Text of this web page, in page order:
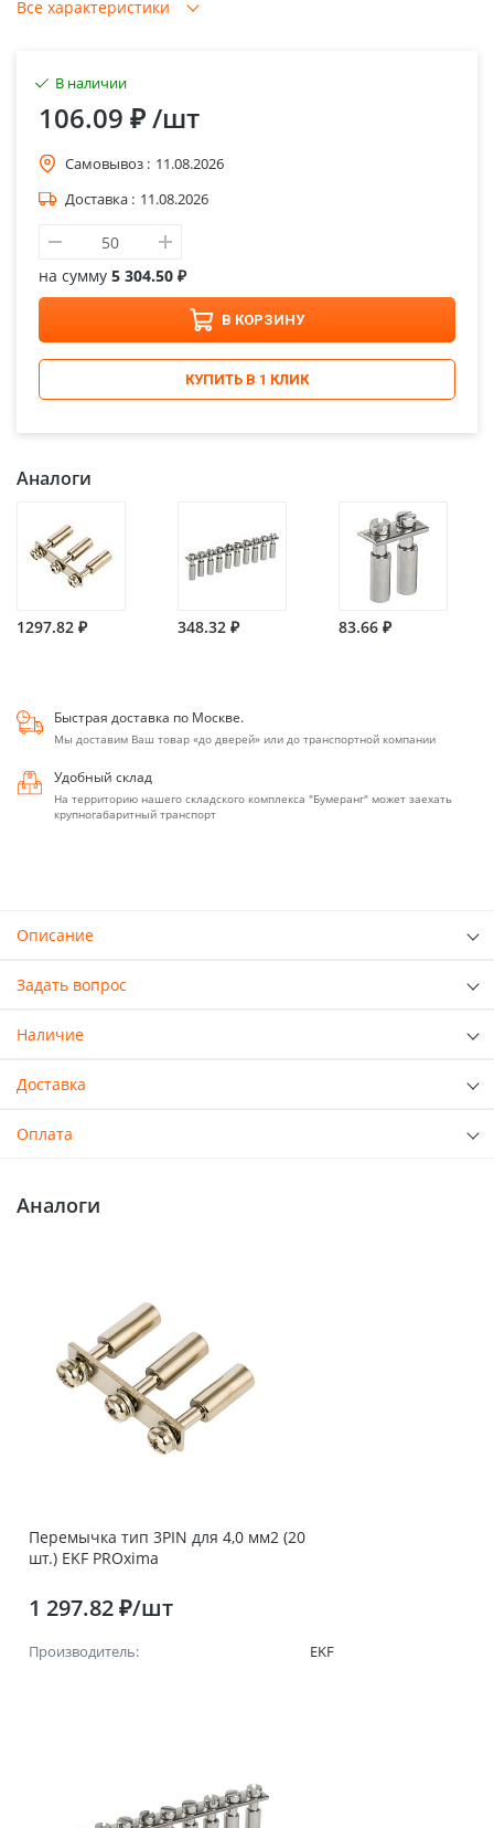
Все характеристики
В наличии
106.09 ₽/шт
Самовывоз : 11.08.2026
Доставка : 11.08.2026
на сумму 5 304.50 ₽
В КОРЗИНУ
КУПИТЬ В 1 КЛИК
Аналоги
1297.82 ₽ 348.32 ₽ 83.66 ₽
Быстрая доставка по Москве.
Мы доставим Ваш товар «до дверей» или до транспортной компании
Удобный склад
На территорию нашего складского комплекса "Бумеранг" может заехать
крупногабаритный транспорт
Описание
Задать вопрос
Наличие
Доставка
Оплата
Аналоги
Перемычка тип 3PIN для 4,0 мм2 (20
шт.) EKF PROxima
1 297.82 ₽/шт
Производитель: EKF